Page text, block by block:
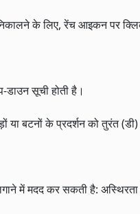
के लिए, रेंच आइकन पर
डाउन सूची होती है।
बटनों के प्रदर्शन को तुरंत
में मदद कर सकती है: